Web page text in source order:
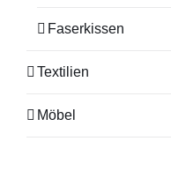
Faserkissen
Textilien
Möbel